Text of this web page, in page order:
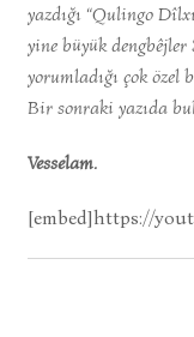
yazdığı “Qulingo
yine büyük dengbêjler
yorumladığı çok özel
Bir sonraki yazıda
Vesselam.
[embed]https://